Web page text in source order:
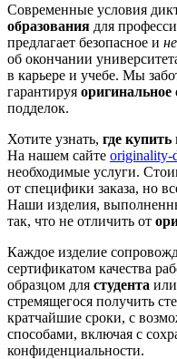
Современные условия
образования для
предлагает безопасное и
об окончании
в карьере и учебе. Мы
гарантируя
подделок.
Хотите узнать, где купить
На нашем сайте originality-
необходимые услуги.
от специфики заказа, но
Наши изделия,
так, что не отличить от
Каждое изделие
сертификатом качества
образцом для студента
стремящегося получить
кратчайшие сроки, с
способами, включая с
конфиденциальности.